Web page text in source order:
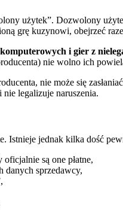
użytek”. Dozwolony
grę kuzynowi, obejrzeć
i gier z
nie wolno ich
nie może się
legalizuje naruszenia.
Istnieje jednak kilka dość
są one płatne,
danych sprzedawcy,